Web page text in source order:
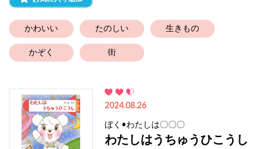
かわいい たのしい 生きもの
かぞく 街
2024.08.26
ぼく•わたしは〇〇〇
わたしはうちゅうひこうし